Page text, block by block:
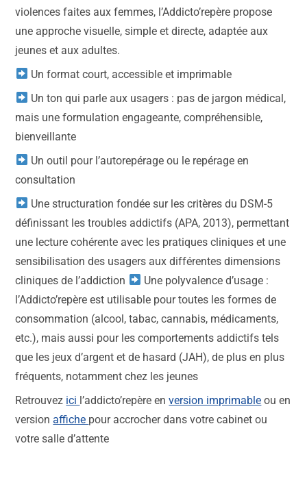
violences faites aux femmes, l’Addicto’repère propose
une approche visuelle, simple et directe, adaptée aux
jeunes et aux adultes.
Un format court, accessible et imprimable
Un ton qui parle aux usagers : pas de jargon médical,
mais une formulation engageante, compréhensible,
bienveillante
Un outil pour l’autorepérage ou le repérage en
consultation
Une structuration fondée sur les critères du DSM-5
définissant les troubles addictifs (APA, 2013), permettant
une lecture cohérente avec les pratiques cliniques et une
sensibilisation des usagers aux différentes dimensions
cliniques de l’addiction
Une polyvalence d’usage :
l’Addicto’repère est utilisable pour toutes les formes de
consommation (alcool, tabac, cannabis, médicaments,
etc.), mais aussi pour les comportements addictifs tels
que les jeux d’argent et de hasard (JAH), de plus en plus
fréquents, notamment chez les jeunes
Retrouvez ici l’addicto’repère enversion imprimable ou en
versionaffiche pour accrocher dans votre cabinet ou
votre salle d’attente